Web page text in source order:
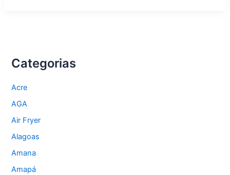
Categorias
Acre
AGA
Air Fryer
Alagoas
Amana
Amapá